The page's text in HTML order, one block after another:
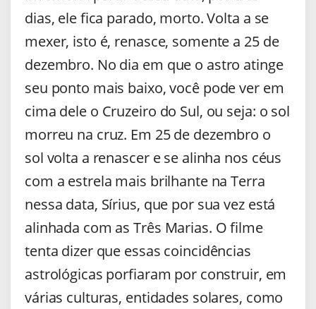
dias, ele fica parado, morto. Volta a se
mexer, isto é, renasce, somente a 25 de
dezembro. No dia em que o astro atinge
seu ponto mais baixo, você pode ver em
cima dele o Cruzeiro do Sul, ou seja: o sol
morreu na cruz. Em 25 de dezembro o
sol volta a renascer e se alinha nos céus
com a estrela mais brilhante na Terra
nessa data, Sírius, que por sua vez está
alinhada com as Três Marias. O filme
tenta dizer que essas coincidências
astrológicas porfiaram por construir, em
várias culturas, entidades solares, como